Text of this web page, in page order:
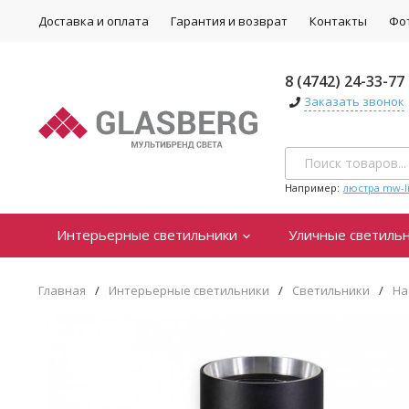
Доставка и оплата Гарантия и возврат Контакты
8 (4742) 24-33-77
Заказать звонок
Например: люстра mw-
Интерьерные светильники Уличные
Главная / Интерьерные светильники / Светильники /